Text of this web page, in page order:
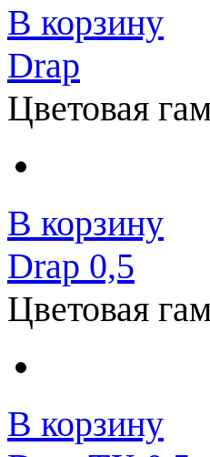
В корзину
Drap
Цветовая
В корзину
Drap 0,5
Цветовая
В корзину